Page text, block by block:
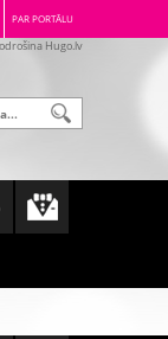
PAR PORTĀLU
Hugo.lv